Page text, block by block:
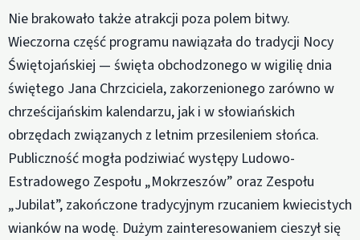
Nie brakowało także atrakcji poza polem bitwy.
Wieczorna część programu nawiązała do tradycji Nocy
Świętojańskiej — święta obchodzonego w wigilię dnia
świętego Jana Chrzciciela, zakorzenionego zarówno w
chrześcijańskim kalendarzu, jak i w słowiańskich
obrzędach związanych z letnim przesileniem słońca.
Publiczność mogła podziwiać występy Ludowo-
Estradowego Zespołu „Mokrzeszów” oraz Zespołu
„Jubilat”, zakończone tradycyjnym rzucaniem kwiecistych
wianków na wodę. Dużym zainteresowaniem cieszył się